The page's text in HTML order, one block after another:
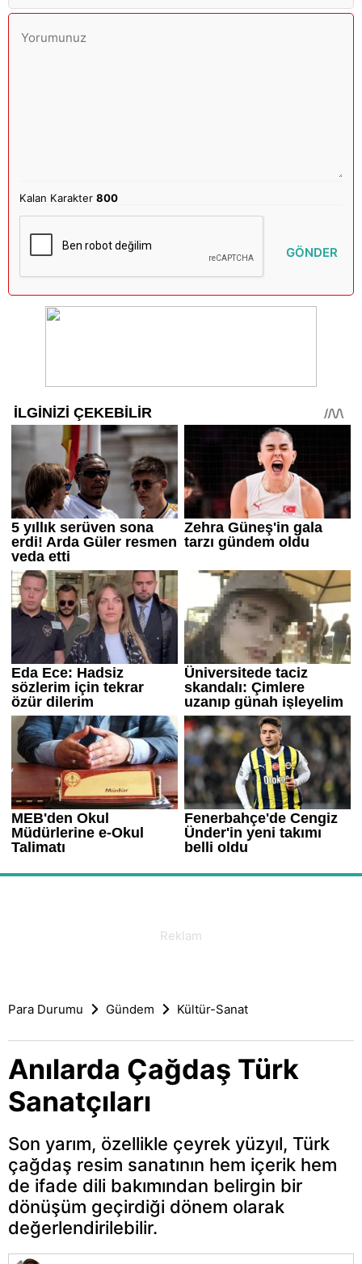
Kalan Karakter800
GÖNDER
Para Durumu Gündem Kültür-Sanat
Anılarda Çağdaş Türk
Sanatçıları
Son yarım, özellikle çeyrek yüzyıl, Türk
çağdaş resim sanatının hem içerik hem
de ifade dili bakımından belirgin bir
dönüşüm geçirdiği dönem olarak
değerlendirilebilir.